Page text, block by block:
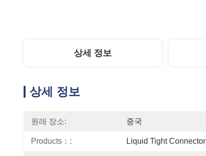
상세 정보
상세 정보
원래 장소: 중국
Products：: Liquid Tight Connector